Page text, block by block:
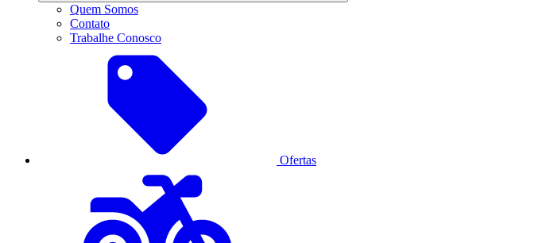
Quem Somos
Contato
Trabalhe Conosco
Ofertas